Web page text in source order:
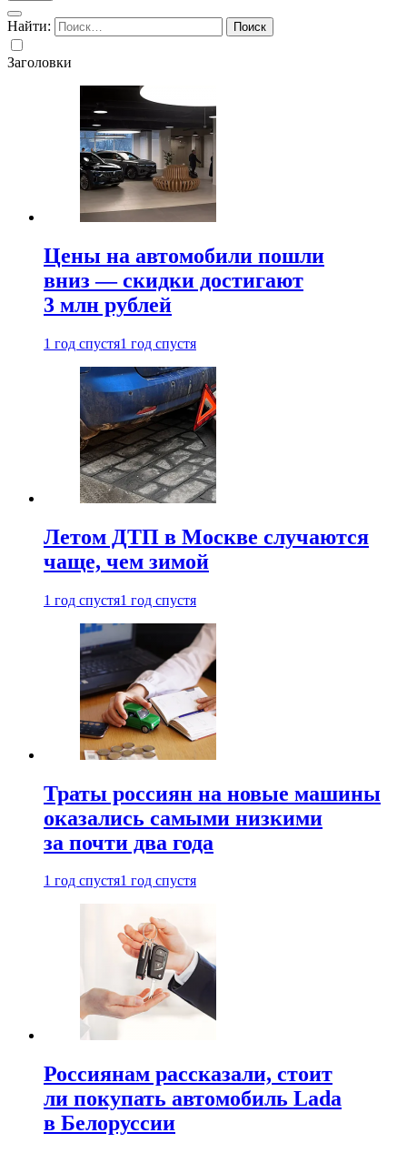
Найти:
Заголовки
Цены на автомобили пошли
вниз — скидки достигают
3 млн рублей
1 год спустя1 год спустя
Летом ДТП в Москве случаются
чаще, чем зимой
1 год спустя1 год спустя
Траты россиян на новые машины
оказались самыми низкими
за почти два года
1 год спустя1 год спустя
Россиянам рассказали, стоит
ли покупать автомобиль Lada
в Белоруссии